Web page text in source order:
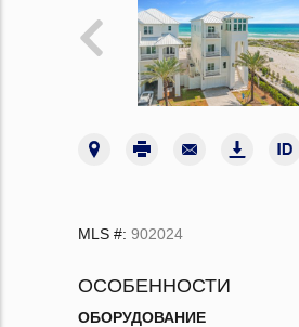
MLS #: 902024
ОСОБЕННОСТИ
ОБОРУДОВАНИЕ